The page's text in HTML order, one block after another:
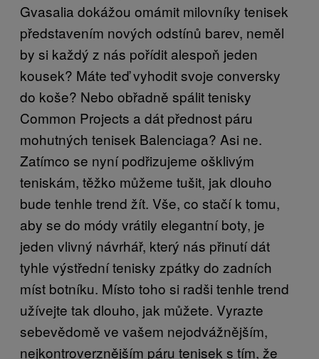
Gvasalia dokážou omámit milovníky tenisek
představením nových odstínů barev, neměl
by si každý z nás pořídit alespoň jeden
kousek? Máte teď vyhodit svoje conversky
do koše? Nebo obřadně spálit tenisky
Common Projects a dát přednost páru
mohutných tenisek Balenciaga? Asi ne.
Zatímco se nyní podřizujeme ošklivým
teniskám, těžko můžeme tušit, jak dlouho
bude tenhle trend žít. Vše, co stačí k tomu,
aby se do módy vrátily elegantní boty, je
jeden vlivný návrhář, který nás přinutí dát
tyhle výstřední tenisky zpátky do zadních
míst botníku. Místo toho si radši tenhle trend
užívejte tak dlouho, jak můžete. Vyrazte
sebevědomě ve vašem nejodvážnějším,
nejkontroverznějším páru tenisek s tím, že